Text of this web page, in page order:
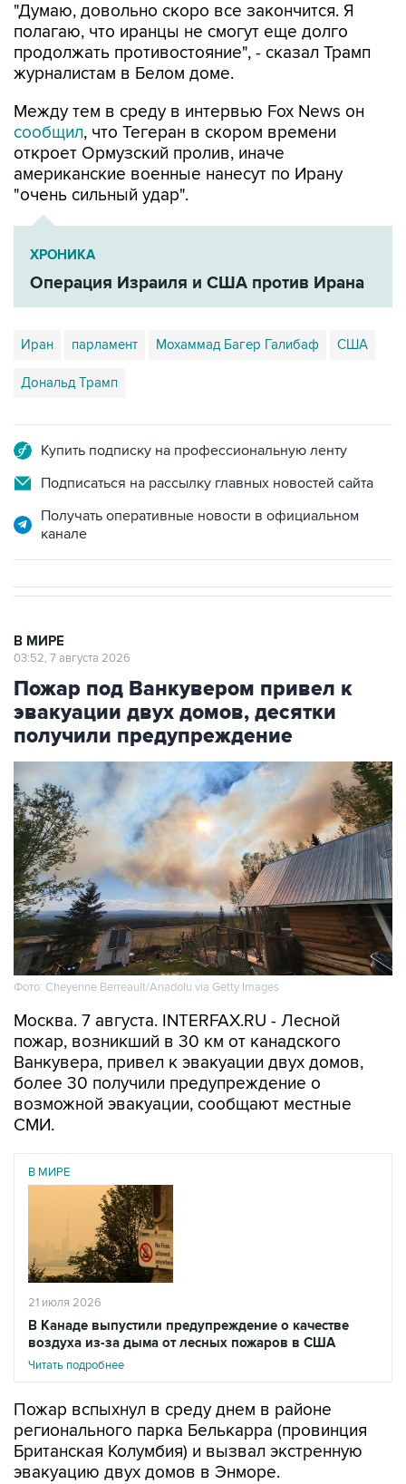
"Думаю, довольно скоро все закончится. Я
полагаю, что иранцы не смогут еще долго
продолжать противостояние", - сказал Трамп
журналистам в Белом доме.
Между тем в среду в интервью Fox News он
сообщил, что Тегеран в скором времени
откроет Ормузский пролив, иначе
американские военные нанесут по Ирану
"очень сильный удар".
ХРОНИКА
Операция Израиля и США против Ирана
Иран парламент Мохаммад Багер Галибаф США
Дональд Трамп
Купить подписку на профессиональную ленту
Подписаться на рассылку главных новостей сайта
Получать оперативные новости в официальном
канале
В МИРЕ
03:52, 7 августа 2026
Пожар под Ванкувером привел к
эвакуации двух домов, десятки
получили предупреждение
Фото: Cheyenne Berreault/Anadolu via Getty Images
Москва. 7 августа. INTERFAX.RU - Лесной
пожар, возникший в 30 км от канадского
Ванкувера, привел к эвакуации двух домов,
более 30 получили предупреждение о
возможной эвакуации, сообщают местные
СМИ.
В МИРЕ
21 июля 2026
В Канаде выпустили предупреждение о качестве
воздуха из-за дыма от лесных пожаров в США
Читать подробнее
Пожар вспыхнул в среду днем в районе
регионального парка Белькарра (провинция
Британская Колумбия) и вызвал экстренную
эвакуацию двух домов в Энморе.